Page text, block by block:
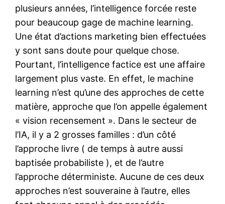
plusieurs années, l’intelligence forcée reste
pour beaucoup gage de machine learning.
Une état d’actions marketing bien effectuées
y sont sans doute pour quelque chose.
Pourtant, l’intelligence factice est une affaire
largement plus vaste. En effet, le machine
learning n’est qu’une des approches de cette
matière, approche que l’on appelle également
« vision recensement ». Dans le secteur de
l’IA, il y a 2 grosses familles : d’un côté
l’approche livre ( de temps à autre aussi
baptisée probabiliste ), et de l’autre
l’approche déterministe. Aucune de ces deux
approches n’est souveraine à l’autre, elles